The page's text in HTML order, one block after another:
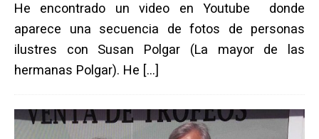
He encontrado un video en Youtube donde
aparece una secuencia de fotos de personas
ilustres con Susan Polgar (La mayor de las
hermanas Polgar). He […]